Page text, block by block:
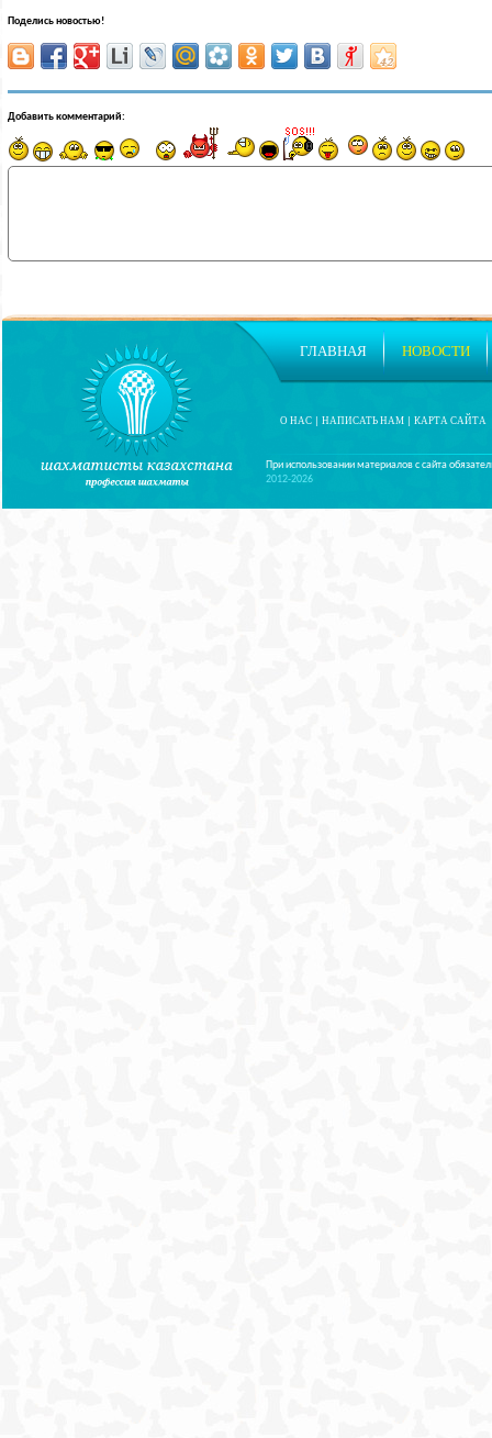
Поделись новостью!
Добавить комментарий:
При использовании материалов с сайта
2012-2026
О НАС НАПИСАТЬ НАМ КАРТА САЙТА
ГЛАВНАЯ НОВОСТИ